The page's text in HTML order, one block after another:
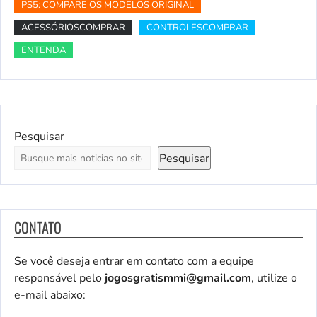
PS5: COMPARE OS MODELOS ORIGINAL
ACESSÓRIOSCOMPRAR
CONTROLESCOMPRAR
ENTENDA
Pesquisar
Pesquisar
CONTATO
Se você deseja entrar em contato com a equipe
responsável pelojogosgratismmi@gmail.com, utilize o
e-mail abaixo: